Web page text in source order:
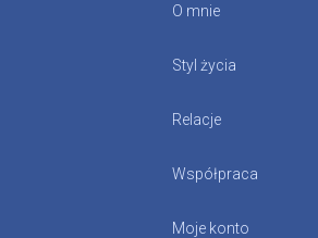
O mnie
Styl życia
Relacje
Współpraca
Moje konto